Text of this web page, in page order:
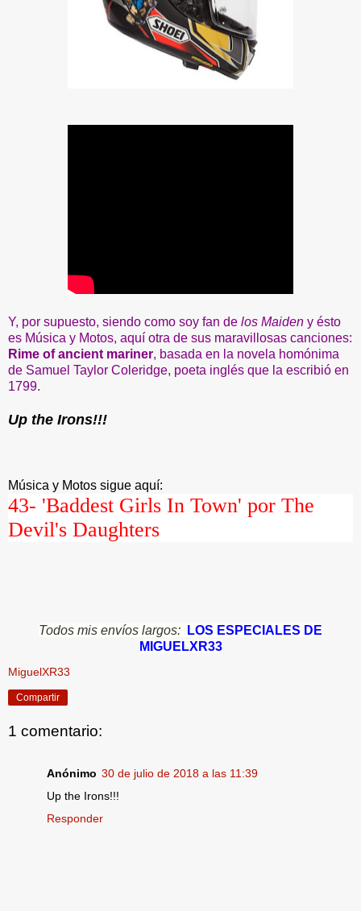
Y, por supuesto, siendo como soy fan de los Maiden y ésto
es Música y Motos, aquí otra de sus maravillosas canciones:
Rime of ancient mariner, basada en la novela homónima
de Samuel Taylor Coleridge, poeta inglés que la escribió en
1799.
Up the Irons!!!
Música y Motos sigue aquí:
43- 'Baddest Girls In Town' por The
Devil's Daughters
Todos mis envíos largos:
LOS ESPECIALES DE
MIGUELXR33
MiguelXR33
Compartir
1 comentario:
Anónimo 30 de julio de 2018 a las 11:39
Up the Irons!!!
Responder